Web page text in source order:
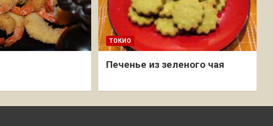
ТОКИО
Печенье из зеленого чая